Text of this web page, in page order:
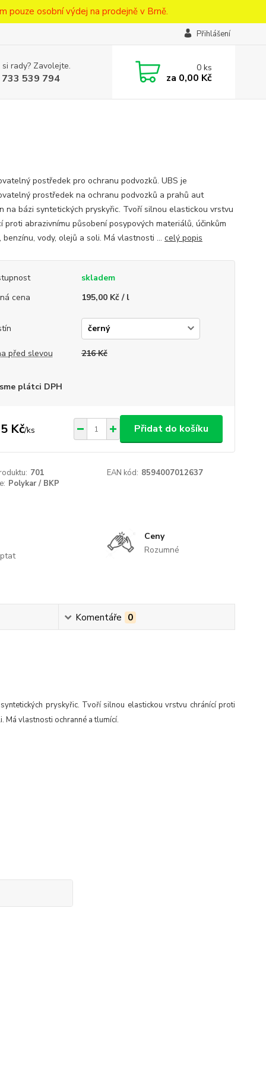
pouze osobní výdej na prodejně v Brně.
Přihlášení
rady? Zavolejte.
539 794
0ks
za 0,00 Kč
postředek pro ochranu podvozků. UBS je
prostředek na ochranu podvozků a prahů aut
na bázi syntetických pryskyřic. Tvoří silnou elastickou vrstvu
proti abrazivnímu působení posypových materiálů, účinkům
benzínu, vody, olejů a soli. Má vlastnosti ... celý popis
skladem
cena
195,00 Kč / l
před slevou 216 Kč
plátci DPH
Kč/ks Přidat do košíku
701 EAN kód: 8594007012637
Polykar / BKP
Ceny
Rozumné
Komentáře 0
pryskyřic. Tvoří silnou elastickou vrstvu chránící proti
Má vlastnosti ochranné a tlumící.